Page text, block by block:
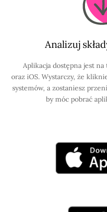
Analizuj
Aplikacja dostępna jest
oraz iOS. Wystarczy, że
systemów, a zostaniesz
by móc pobrać